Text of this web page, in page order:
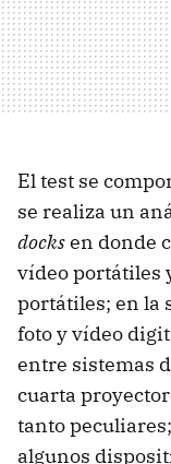
El test se
se realiza un
docksen donde
vídeo portátiles
portátiles; en la
foto y vídeo
entre sistemas
cuarta
tanto
algunos